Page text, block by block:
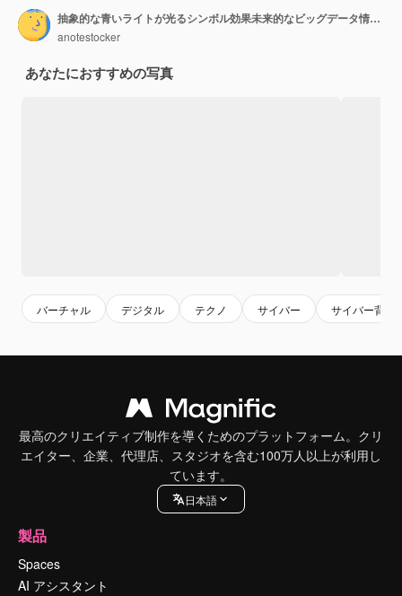
抽象的な青いライトが光るシンボル効果未来的なビッグデータ情報3D モデルとイラスト
anotestocker
あなたにおすすめの写真
バーチャル デジタル テクノ サイバー サイバー背景
最高のクリエイティブ制作を導くためのプラットフォーム。クリ
エイター、企業、代理店、スタジオを含む100万人以上が利用し
ています。
日本語
製品
Spaces
AI アシスタント